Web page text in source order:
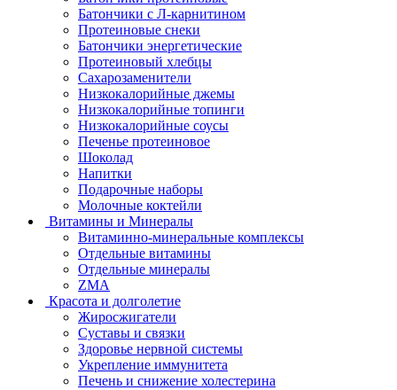
Батончики с Л-карнитином
Протеиновые снеки
Батончики энергетические
Протеиновый хлебцы
Сахарозаменители
Низкокалорийные джемы
Низкокалорийные топинги
Низкокалорийные соусы
Печенье протеиновое
Шоколад
Напитки
Подарочные наборы
Молочные коктейли
Витамины и Минералы
Витаминно-минеральные комплексы
Отдельные витамины
Отдельные минералы
ZMA
Красота и долголетие
Жиросжигатели
Суставы и связки
Здоровье нервной системы
Укрепление иммунитета
Печень и снижение холестерина